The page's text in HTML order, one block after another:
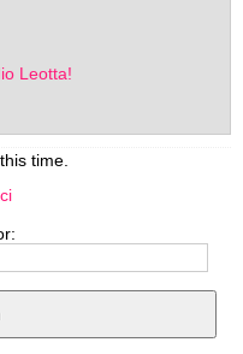
Leotta!
time.